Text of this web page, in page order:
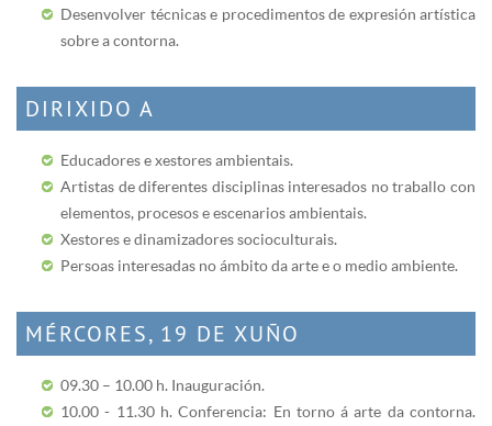
Desenvolver técnicas e procedimentos de expresión artística
sobre a contorna.
DIRIXIDO A
Educadores e xestores ambientais.
Artistas de diferentes disciplinas interesados no traballo con
elementos, procesos e escenarios ambientais.
Xestores e dinamizadores socioculturais.
Persoas interesadas no ámbito da arte e o medio ambiente.
MÉRCORES, 19 DE XUÑO
09.30 – 10.00 h. Inauguración.
10.00 - 11.30 h. Conferencia: En torno á arte da contorna.